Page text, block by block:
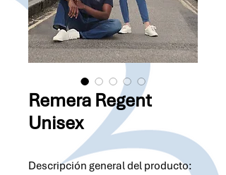
Remera Regent
Unisex
Descripción general del producto: